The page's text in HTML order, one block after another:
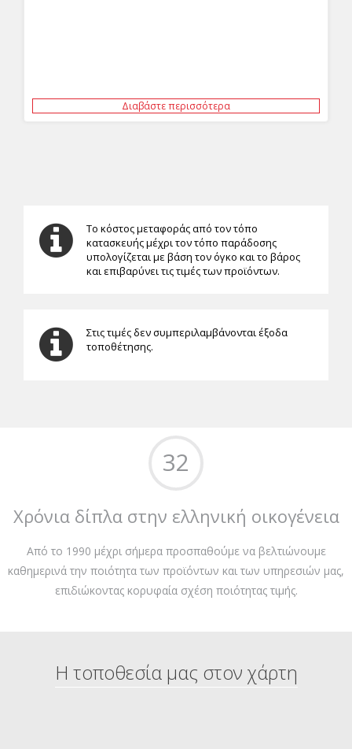
Διαβάστε περισσότερα
Το κόστος μεταφοράς από τον τόπο
κατασκευής μέχρι τον τόπο παράδοσης
υπολογίζεται με βάση τον όγκο και το βάρος
και επιβαρύνει τις τιμές των προϊόντων.
Στις τιμές δεν συμπεριλαμβάνονται έξοδα
τοποθέτησης.
32
Χρόνια δίπλα στην ελληνική οικογένεια
Από το 1990 μέχρι σήμερα προσπαθούμε να βελτιώνουμε
καθημερινά την ποιότητα των προϊόντων και των υπηρεσιών μας,
επιδιώκοντας κορυφαία σχέση ποιότητας τιμής.
Η τοποθεσία μας στον χάρτη